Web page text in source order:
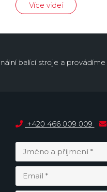
Více videí
balící stroje a provádíme
+420 466 009 009